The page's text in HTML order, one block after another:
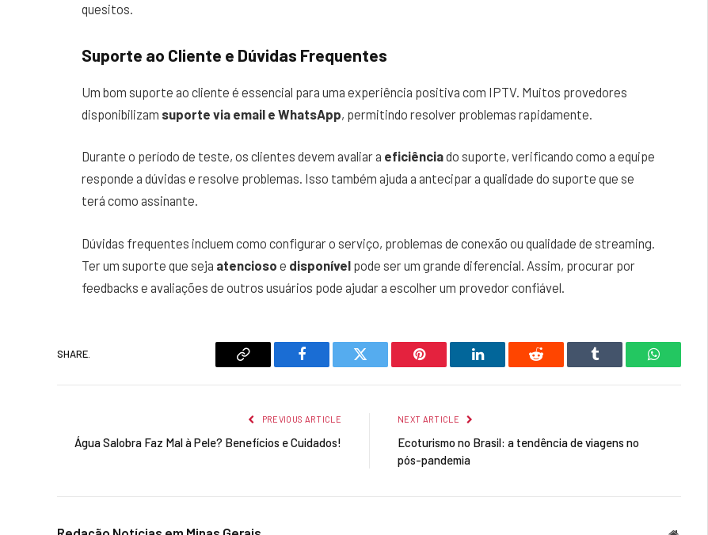
quesitos.
Suporte ao Cliente e Dúvidas Frequentes
Um bom suporte ao cliente é essencial para uma experiência positiva com IPTV. Muitos provedores
disponibilizam suporte via email e WhatsApp, permitindo resolver problemas rapidamente.
Durante o período de teste, os clientes devem avaliar a eficiênciado suporte, verificando como a equipe
responde a dúvidas e resolve problemas. Isso também ajuda a antecipar a qualidade do suporte que se
terá como assinante.
Dúvidas frequentes incluem como configurar o serviço, problemas de conexão ou qualidade de streaming.
Ter um suporte que seja atencioso e disponível pode ser um grande diferencial. Assim, procurar por
feedbacks e avaliações de outros usuários pode ajudar a escolher um provedor confiável.
SHARE.
Copy
Facebook Twitter Pinterest LinkedIn Reddit Tumblr WhatsApp
PREVIOUS ARTICLE
Água Salobra Faz Mal à Pele? Benefícios e Cuidados!
NEXT ARTICLE
Ecoturismo no Brasil: a tendência de viagens no
pós-pandemia